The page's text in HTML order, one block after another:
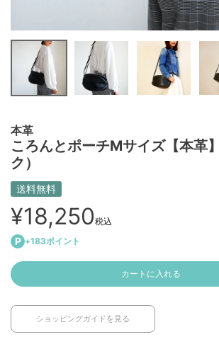
本革
ころんとポーチMサイズ【本革
ク）
送料無料
¥18,250税込
+183ポイント
カートに入れる
ショッピングガイドを見る